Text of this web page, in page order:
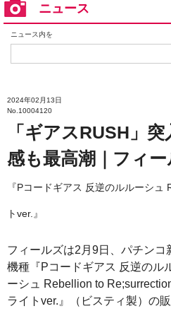
ニュース
ニュース内を
2024年02月13日
No.10004120
「ギアスRUSH」
感も最高潮｜フィ
『Pコードギアス 反逆のルルーシ
トver.』
フィールズは2月9日、パチンコ
機種『Pコードギアス 反逆のル
ーシュ Rebellion to
ライトver.』（ビスティ製）の販